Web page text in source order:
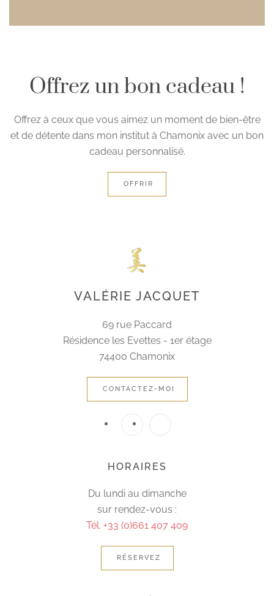
Offrez un bon cadeau !
Offrez à ceux que vous aimez un moment de bien-être
et de détente dans mon institut à Chamonix avec un bon
cadeau personnalisé.
OFFRIR
VALÉRIE JACQUET
69 rue Paccard
Résidence les Evettes - 1er étage
74400 Chamonix
CONTACTEZ-MOI
HORAIRES
Du lundi au dimanche
sur rendez-vous :
Tél. +33 (0)661 407 409
RÉSERVEZ